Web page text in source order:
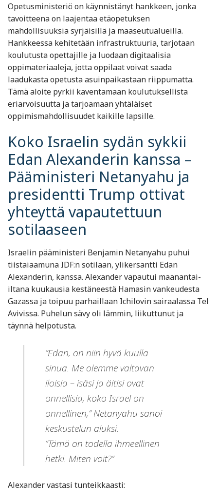
Opetusministeriö on käynnistänyt hankkeen, jonka
tavoitteena on laajentaa etäopetuksen
mahdollisuuksia syrjäisillä ja maaseutualueilla.
Hankkeessa kehitetään infrastruktuuria, tarjotaan
koulutusta opettajille ja luodaan digitaalisia
oppimateriaaleja, jotta oppilaat voivat saada
laadukasta opetusta asuinpaikastaan riippumatta.
Tämä aloite pyrkii kaventamaan koulutuksellista
eriarvoisuutta ja tarjoamaan yhtäläiset
oppimismahdollisuudet kaikille lapsille.
Koko Israelin sydän sykkii
Edan Alexanderin kanssa –
Pääministeri Netanyahu ja
presidentti Trump ottivat
yhteyttä vapautettuun
sotilaaseen
Israelin pääministeri Benjamin Netanyahu puhui
tiistaiaamuna IDF:n sotilaan, ylikersantti Edan
Alexanderin, kanssa. Alexander vapautui maanantai-
iltana kuukausia kestäneestä Hamasin vankeudesta
Gazassa ja toipuu parhaillaan Ichilovin sairaalassa Tel
Avivissa. Puhelun sävy oli lämmin, liikuttunut ja
täynnä helpotusta.
”Edan, on niin hyvä kuulla
sinua. Me olemme valtavan
iloisia – isäsi ja äitisi ovat
onnellisia, koko Israel on
onnellinen,” Netanyahu sanoi
keskustelun aluksi.
”Tämä on todella ihmeellinen
hetki. Miten voit?”
Alexander vastasi tunteikkaasti: